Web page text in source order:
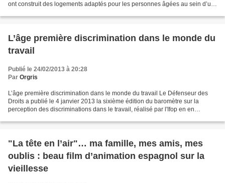
ont construit des logements adaptés pour les personnes âgées au sein d’un
L’âge première discrimination dans le monde du
travail
Publié le 24/02/2013 à 20:28
Par Orgris
L’âge première discrimination dans le monde du travail Le Défenseur des
Droits a publié le 4 janvier 2013 la sixième édition du baromètre sur la
perception des discriminations dans le travail, réalisé par l'Ifop en en
"La tête en l’air"… ma famille, mes amis, mes
oublis : beau film d’animation espagnol sur la
vieillesse